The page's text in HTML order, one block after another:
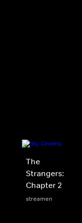
The
Strangers:
Chapter 2
streamen